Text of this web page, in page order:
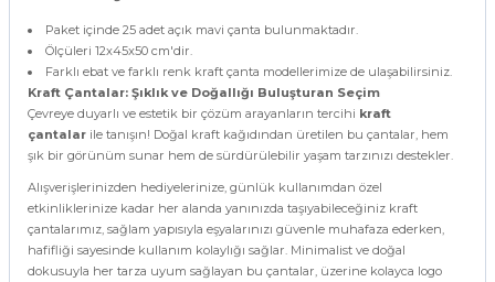
Paket içinde 25 adet açık mavi çanta bulunmaktadır.
Ölçüleri 12x45x50 cm'dir.
Farklı ebat ve farklı renk kraft çanta modellerimize de ulaşabilirsiniz.
Kraft Çantalar: Şıklık ve Doğallığı Buluşturan Seçim
Çevreye duyarlı ve estetik bir çözüm arayanların tercihi kraft
çantalar ile tanışın! Doğal kraft kağıdından üretilen bu çantalar, hem
şık bir görünüm sunar hem de sürdürülebilir yaşam tarzınızı destekler.
Alışverişlerinizden hediyelerinize, günlük kullanımdan özel
etkinliklerinize kadar her alanda yanınızda taşıyabileceğiniz kraft
çantalarımız, sağlam yapısıyla eşyalarınızı güvenle muhafaza ederken,
hafifliği sayesinde kullanım kolaylığı sağlar. Minimalist ve doğal
dokusuyla her tarza uyum sağlayan bu çantalar, üzerine kolayca logo